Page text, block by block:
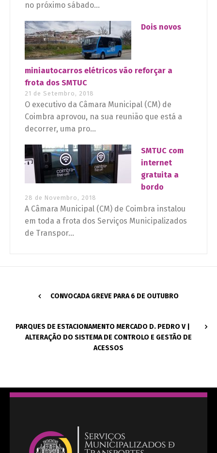
no próximo sábado...
Dois novos
miniautocarros elétricos vão reforçar a
frota dos SMTUC
21 de Setembro, 2018
O executivo da Câmara Municipal (CM) de
Coimbra aprovou, na sua reunião que está a
decorrer, uma pro...
SMTUC com
internet
gratuita a
bordo
28 de Novembro, 2018
A Câmara Municipal (CM) de Coimbra instalou
em toda a frota dos Serviços Municipalizados
de Transpor...
CONVOCADA GREVE PARA 6 DE OUTUBRO
PARQUES DE ESTACIONAMENTO MERCADO D. PEDRO V |
ALTERAÇÃO DO SISTEMA DE CONTROLO E GESTÃO DE
ACESSOS